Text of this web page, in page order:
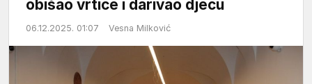
obišao vrtiće i darivao djecu
06.12.2025. 01:07 Vesna Milković